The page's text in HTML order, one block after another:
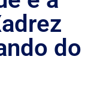
do